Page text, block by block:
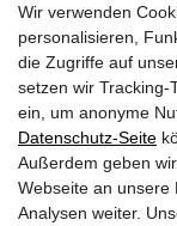
Wir verwenden
personalisieren,
die Zugriffe auf
setzen wir Tracking-
ein, um anonyme
Datenschutz-Seite
Außerdem geben
Webseite an unsere
Analysen weiter.
KOPPELHUBER²
consulting
Sporgasse 11/
+43 (0)316 / 81
+43 (0)664 /